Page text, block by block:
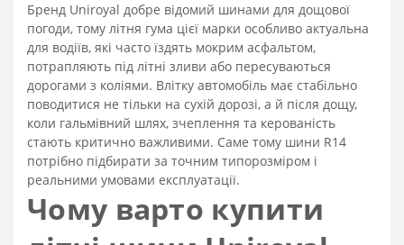
Бренд Uniroyal добре відомий шинами для дощової
погоди, тому літня гума цієї марки особливо актуальна
для водіїв, які часто їздять мокрим асфальтом,
потрапляють під літні зливи або пересуваються
дорогами з коліями. Влітку автомобіль має стабільно
поводитися не тільки на сухій дорозі, а й після дощу,
коли гальмівний шлях, зчеплення та керованість
стають критично важливими. Саме тому шини R14
потрібно підбирати за точним типорозміром і
реальними умовами експлуатації.
Чому варто купити